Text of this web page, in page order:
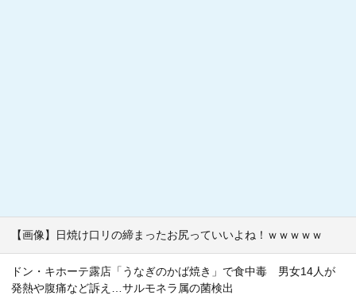
【画像】日焼け口リの締まったお尻っていいよね！ｗｗｗｗｗ
ドン・キホーテ露店「うなぎのかば焼き」で食中毒 男女14人が
発熱や腹痛など訴え…サルモネラ属の菌検出